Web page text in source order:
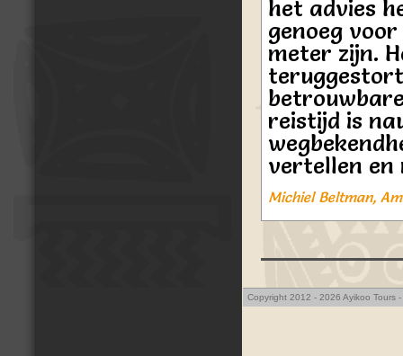
het advies
genoeg
meter zijn.
reistijd is
vertellen en
Michiel Beltman,
Copyright 2012 - 2026 Ayikoo Tours